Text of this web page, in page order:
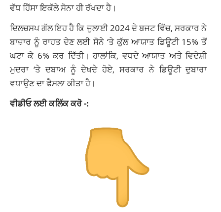
ਵੱਧ ਹਿੱਸਾ ਇਕੱਲੇ ਸੋਨਾ ਹੀ ਰੱਖਦਾ ਹੈ।
ਦਿਲਚਸਪ ਗੱਲ ਇਹ ਹੈ ਕਿ ਜੁਲਾਈ 2024 ਦੇ ਬਜਟ ਵਿੱਚ, ਸਰਕਾਰ ਨੇ
ਬਾਜ਼ਾਰ ਨੂੰ ਰਾਹਤ ਦੇਣ ਲਈ ਸੋਨੇ ‘ਤੇ ਕੁੱਲ ਆਯਾਤ ਡਿਊਟੀ 15% ਤੋਂ
ਘਟਾ ਕੇ 6% ਕਰ ਦਿੱਤੀ। ਹਾਲਾਂਕਿ, ਵਧਦੇ ਆਯਾਤ ਅਤੇ ਵਿਦੇਸ਼ੀ
ਮੁਦਰਾ ‘ਤੇ ਦਬਾਅ ਨੂੰ ਦੇਖਦੇ ਹੋਏ, ਸਰਕਾਰ ਨੇ ਡਿਊਟੀ ਦੁਬਾਰਾ
ਵਧਾਉਣ ਦਾ ਫੈਸਲਾ ਕੀਤਾ ਹੈ।
ਵੀਡੀਓ ਲਈ ਕਲਿੱਕ ਕਰੋ -: